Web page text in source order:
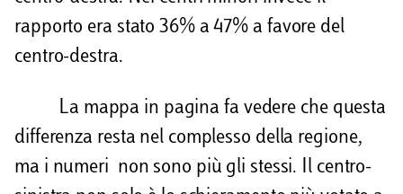
rapporto era stato 36% a 47% a favore del
centro-destra.
La mappa in pagina fa vedere che questa
differenza resta nel complesso della regione,
ma i numeri non sono più gli stessi. Il centro-